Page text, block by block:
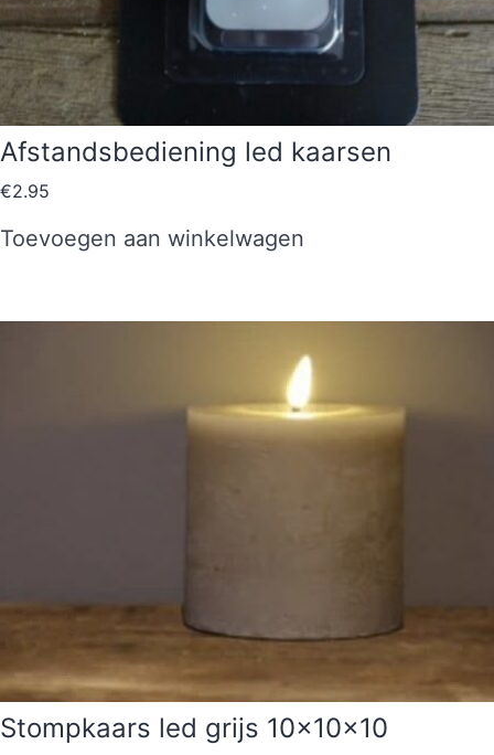
Afstandsbediening led kaarsen
€2.95
Toevoegen aan winkelwagen
Stompkaars led grijs 10x10x10